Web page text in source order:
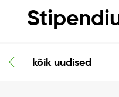
kõik uudised